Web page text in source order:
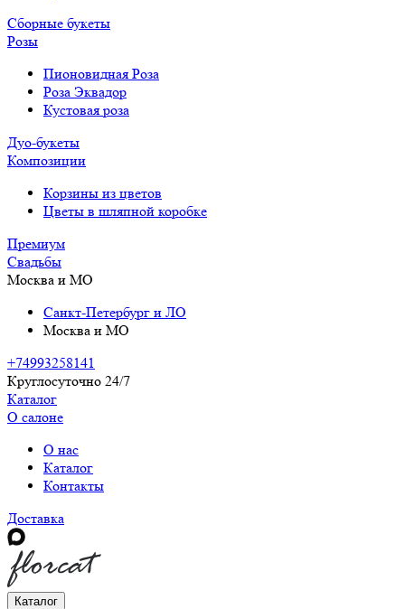
Сборные букеты
Розы
Пионовидная Роза
Роза Эквадор
Кустовая роза
Дуо-букеты
Композиции
Корзины из цветов
Цветы в шляпной коробке
Премиум
Свадьбы
Москва и МО
Санкт-Петербург и ЛО
Москва и МО
+74993258141
Круглосуточно 24/7
Каталог
О салоне
О нас
Каталог
Контакты
Доставка
Каталог